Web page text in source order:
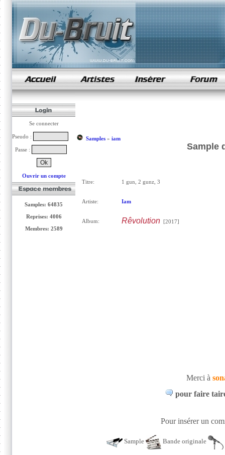
samples de rap
Se connecter
Pseudo :
Passe :
Ouvrir un compte
Samples: 64835
Reprises: 4006
Membres: 2589
Samples» iam
Sample
Titre: 1 gun, 2 gunz, 3
Artiste: Iam
Album: Rêvolution[2017]
Merci à
pour faire
Pour insérer un
Sample Bande originale